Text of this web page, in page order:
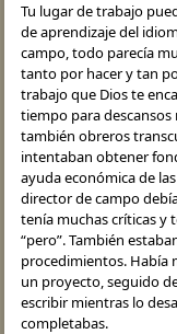
Tu lugar de trabajo
de aprendizaje del
campo, todo parecía
tanto por hacer y tan
trabajo que Dios te
tiempo para descansos
también obreros
intentaban obtener
ayuda económica de
director de campo
tenía muchas críticas y
“pero”. También
procedimientos. Había
un proyecto, seguido
escribir mientras lo
completabas.